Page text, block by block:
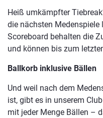
Heiß umkämpfter
die nächsten
Scoreboard behalten die
und können bis zum
Ballkorb inklusive Bällen
Und weil nach dem
ist, gibt es in unserem
mit jeder Menge Bällen –